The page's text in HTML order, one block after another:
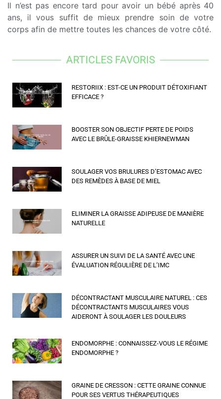
Il n’est pas encore tard pour avoir un bébé après 40
ans, il vous suffit de mieux prendre soin de votre
corps afin de mettre toutes les chances de votre côté.
ARTICLES FAVORIS
RESTORIIX : EST-CE UN PRODUIT DÉTOXIFIANT
EFFICACE ?
BOOSTER SON OBJECTIF PERTE DE POIDS
AVEC LE BRÛLE-GRAISSE KHIERNEWMAN
SOULAGER VOS BRULURES D’ESTOMAC AVEC
DES REMÈDES À BASE DE MIEL
ELIMINER LA GRAISSE ADIPEUSE DE MANIÈRE
NATURELLE
ASSURER UN SUIVI DE LA SANTÉ AVEC UNE
ÉVALUATION RÉGULIÈRE DE L’IMC
DÉCONTRACTANT MUSCULAIRE NATUREL : CES
DÉCONTRACTANTS MUSCULAIRES VOUS
AIDERONT À SOULAGER LES DOULEURS
ENDOMORPHE : CONNAISSEZ-VOUS LE RÉGIME
ENDOMORPHE ?
GRAINE DE CRESSON : CETTE GRAINE CONNUE
POUR SES VERTUS THÉRAPEUTIQUES